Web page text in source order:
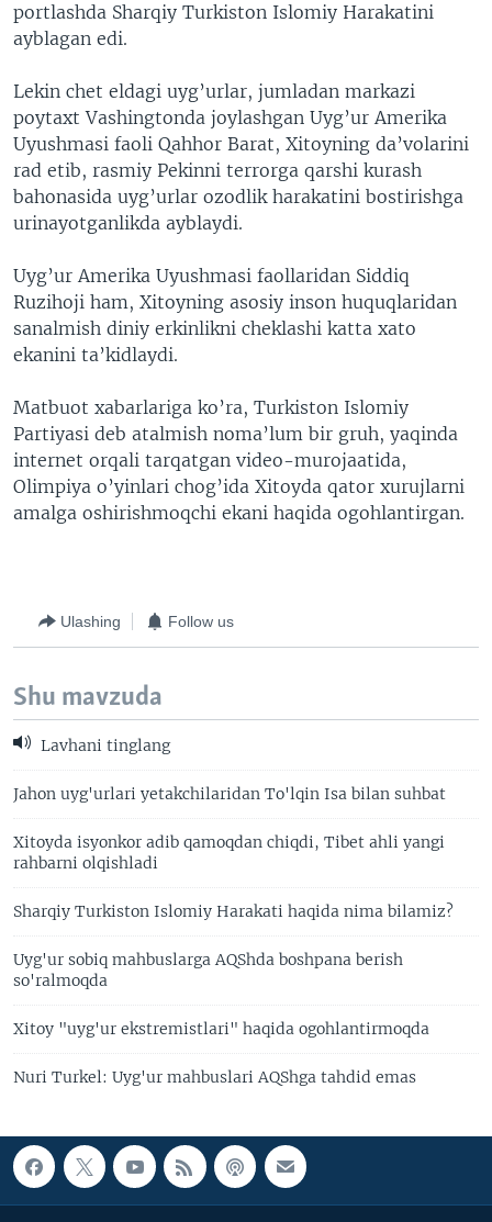
portlashda Sharqiy Turkiston Islomiy Harakatini
ayblagan edi.
Lekin chet eldagi uyg’urlar, jumladan markazi
poytaxt Vashingtonda joylashgan Uyg’ur Amerika
Uyushmasi faoli Qahhor Barat, Xitoyning da’volarini
rad etib, rasmiy Pekinni terrorga qarshi kurash
bahonasida uyg’urlar ozodlik harakatini bostirishga
urinayotganlikda ayblaydi.
Uyg’ur Amerika Uyushmasi faollaridan Siddiq
Ruzihoji ham, Xitoyning asosiy inson huquqlaridan
sanalmish diniy erkinlikni cheklashi katta xato
ekanini ta’kidlaydi.
Matbuot xabarlariga ko’ra, Turkiston Islomiy
Partiyasi deb atalmish noma’lum bir gruh, yaqinda
internet orqali tarqatgan video-murojaatida,
Olimpiya o’yinlari chog’ida Xitoyda qator xurujlarni
amalga oshirishmoqchi ekani haqida ogohlantirgan.
Ulashing Follow us
Shu mavzuda
Lavhani tinglang
Jahon uyg'urlari yetakchilaridan To'lqin Isa bilan suhbat
Xitoyda isyonkor adib qamoqdan chiqdi, Tibet ahli yangi
rahbarni olqishladi
Sharqiy Turkiston Islomiy Harakati haqida nima bilamiz?
Uyg'ur sobiq mahbuslarga AQShda boshpana berish
so'ralmoqda
Xitoy "uyg'ur ekstremistlari" haqida ogohlantirmoqda
Nuri Turkel: Uyg'ur mahbuslari AQShga tahdid emas